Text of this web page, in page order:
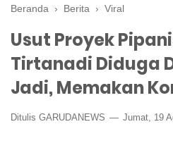
Beranda › Berita › Viral
Usut Proyek
Tirtanadi Diduga
Jadi, Memakan
Ditulis GARUDANEWS Jumat, 19